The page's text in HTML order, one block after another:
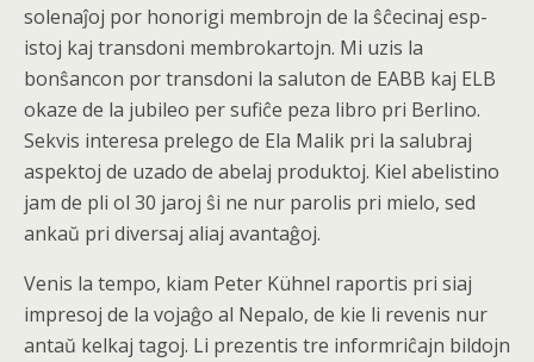
solenaĵoj por honorigi membrojn de la ŝĉecinaj esp-
istoj kaj transdoni membrokartojn. Mi uzis la
bonŝancon por transdoni la saluton de EABB kaj ELB
okaze de la jubileo per sufiĉe peza libro pri Berlino.
Sekvis interesa prelego de Ela Malik pri la salubraj
aspektoj de uzado de abelaj produktoj. Kiel abelistino
jam de pli ol 30 jaroj ŝi ne nur parolis pri mielo, sed
ankaŭ pri diversaj aliaj avantaĝoj.
Venis la tempo, kiam Peter Kühnel raportis pri siaj
impresoj de la vojaĝo al Nepalo, de kie li revenis nur
antaŭ kelkaj tagoj. Li prezentis tre informriĉajn bildojn